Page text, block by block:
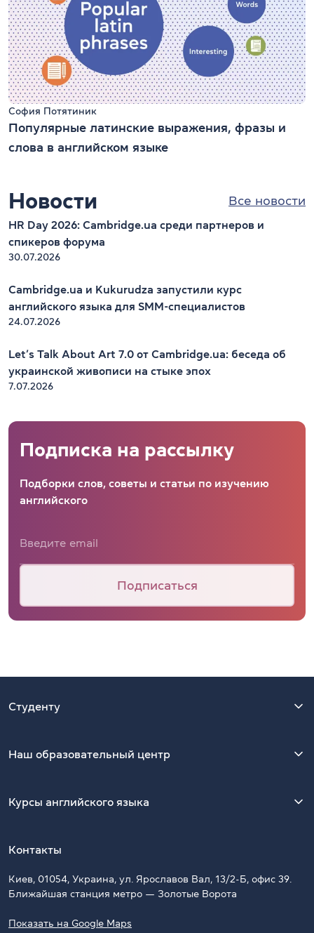
София Потятиник
Популярные латинские выражения, фразы и
слова в английском языке
Новости Все новости
HR Day 2026: Cambridge.ua среди партнеров и
спикеров форума
30.07.2026
Cambridge.ua и Kukurudza запустили курс
английского языка для SMM-специалистов
24.07.2026
Let’s Talk About Art 7.0 от Cambridge.ua: беседа об
украинской живописи на стыке эпох
7.07.2026
Подписка на рассылку
Подборки слов, советы и статьи по изучению
английского
Подписаться
Студенту
Наш образовательный центр
Курсы английского языка
Контакты
Киев, 01054, Украина, ул. Ярославов Вал, 13/2-Б, офис 39.
Ближайшая станция метро — Золотые Ворота
Показать на Google Maps